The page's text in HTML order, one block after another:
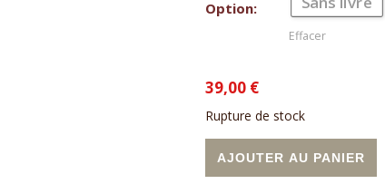
Option:
Effacer
39,00 €
Rupture de stock
AJOUTER AU PANIER